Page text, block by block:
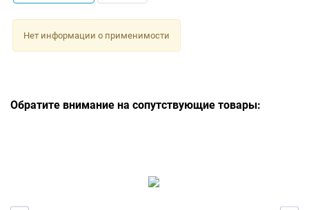
Нет информации о применимости
Обратите внимание на сопутствующие товары: